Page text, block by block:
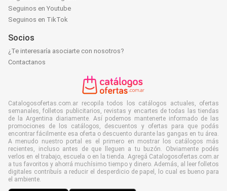
Seguinos en Youtube
Seguinos en TikTok
Socios
¿Te interesaría asociarte con nosotros?
Contactanos
Catalogosofertas.com.ar recopila todos los catálogos actuales, ofertas
semanales, folletos publicitarios, revistas y encartes de todas las tiendas
de la Argentina diariamente. Así podemos mantenerte informado de las
promociones de los catálogos, descuentos y ofertas para que podás
encontrar fácilmente esa oferta o descuento durante las gangas en tu área.
A menudo nuestro portal es el primero en mostrar los catálogos más
recientes, incluso antes de que lleguen a tu buzón. Obviamente podés
verlos en el trabajo, escuela o en la tienda. Agregá Catalogosofertas.com.ar
a tus favoritos y ahorrá muchísimo tiempo y dinero. Además, al leer folletos
digitales contribuís a reducir el desperdicio de papel, lo cual es bueno para
el ambiente.